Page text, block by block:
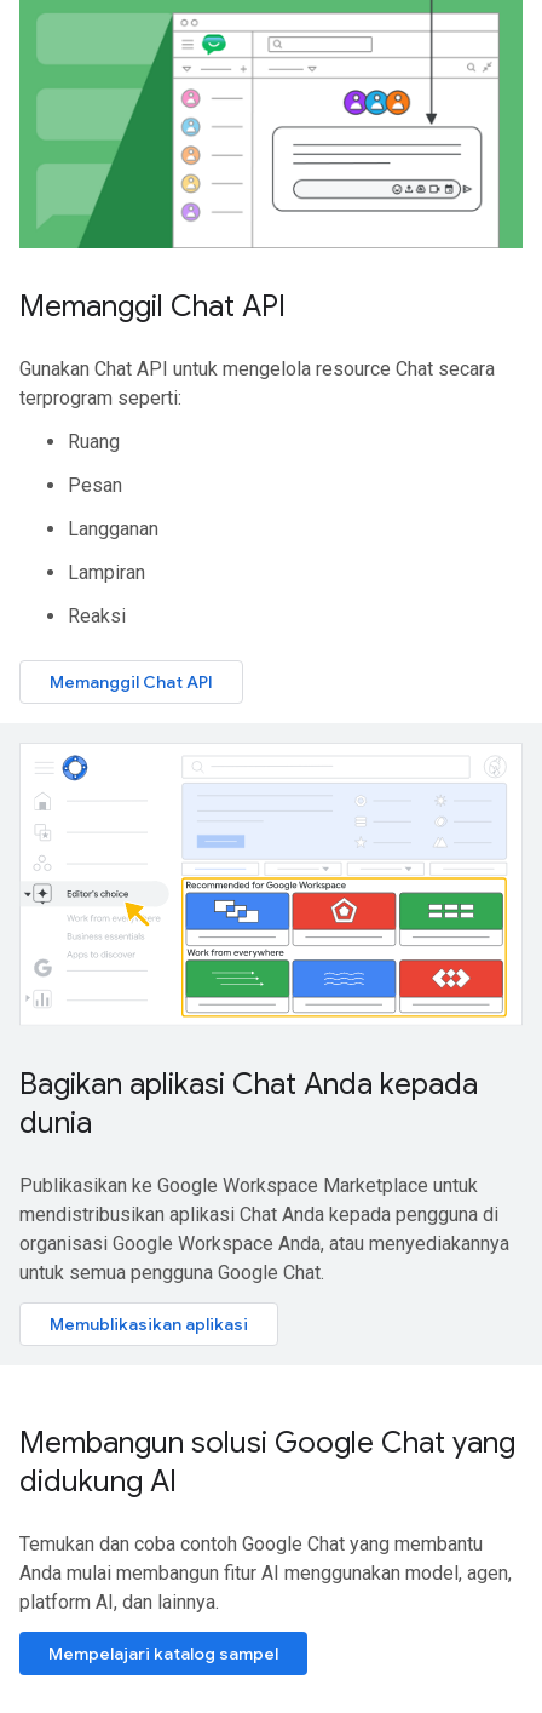
Memanggil Chat API
Gunakan Chat API untuk mengelola resource Chat secara
terprogram seperti:
Ruang
Pesan
Langganan
Lampiran
Reaksi
Memanggil Chat API
Bagikan aplikasi Chat Anda kepada
dunia
Publikasikan ke Google Workspace Marketplace untuk
mendistribusikan aplikasi Chat Anda kepada pengguna di
organisasi Google Workspace Anda, atau menyediakannya
untuk semua pengguna Google Chat.
Memublikasikan aplikasi
Membangun solusi Google Chat yang
didukung AI
Temukan dan coba contoh Google Chat yang membantu
Anda mulai membangun fitur AI menggunakan model, agen,
platform AI, dan lainnya.
Mempelajari katalog sampel